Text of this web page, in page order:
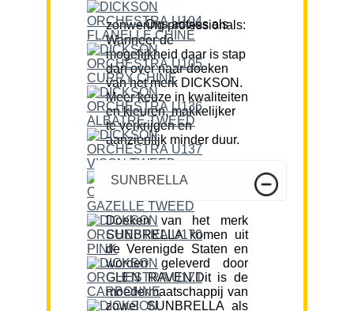
Ons advies als zonwering professionals:
Wanneer de
mogelijkheid daar is stap
dan over naar doeken
van het merk DICKSON.
Meer keuze in kwaliteiten
en kleuren, makkelijker
te verkrijgen en
aanzienlijk minder duur.
SUNBRELLA
Doeken van het merk
SUNBRELLA komen uit
de Verenigde Staten en
worden geleverd door
GLEN RAVEN.Dit is de
moedermaatschappij van
zowel SUNBRELLA als